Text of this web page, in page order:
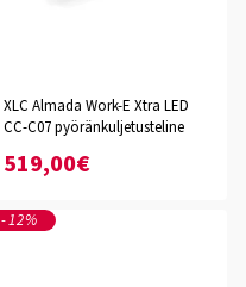
XLC Almada Work-E Xtra LED
CC-C07 pyöränkuljetusteline
519,00€
-12%